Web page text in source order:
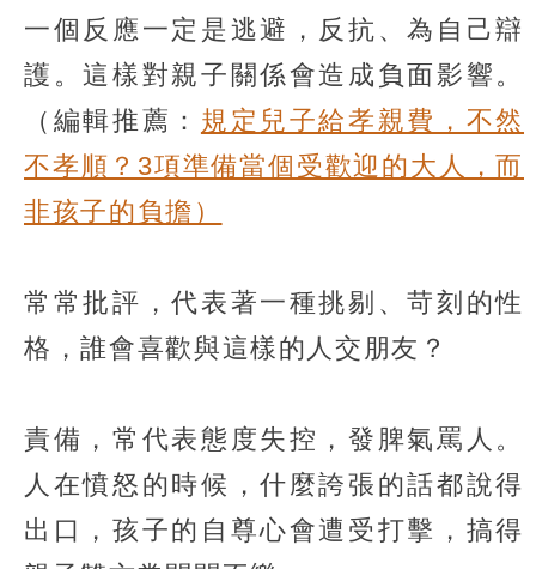
一個反應一定是逃避，反抗、為自己辯
護。這樣對親子關係會造成負面影響。
（編輯推薦： 規定兒子給孝親費，不然
不孝順？3項準備當個受歡迎的大人，而
非孩子的負擔）
常常批評，代表著一種挑剔、苛刻的性
格，誰會喜歡與這樣的人交朋友？
責備，常代表態度失控，發脾氣罵人。
人在憤怒的時候，什麼誇張的話都說得
出口，孩子的自尊心會遭受打擊，搞得